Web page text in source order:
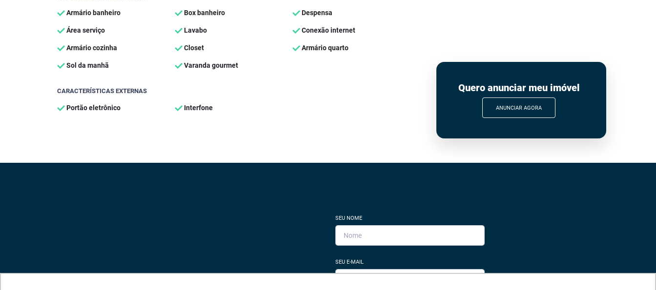
Armário banheiro Box banheiro Despensa
Área serviço Lavabo Conexão internet
Armário cozinha Closet Armário quarto
Sol da manhã Varanda gourmet
CARACTERÍSTICAS EXTERNAS
Portão eletrônico Interfone
Quero anunciar meu imóvel
ANUNCIAR AGORA
SEU NOME
SEU E-MAIL